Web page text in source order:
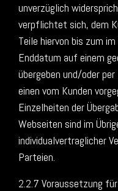
unverzüglich
verpflichtet sich, dem
Teile hiervon bis zum
Enddatum auf einem
übergeben und/oder
einen vom Kunden
Einzelheiten der
Webseiten sind im
individualvertraglicher
Parteien.
2.2.7 Voraussetzung